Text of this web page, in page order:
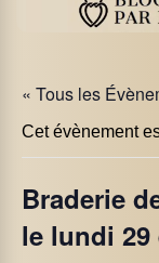
« Tous les
Cet évènement
Braderie
le lundi 29